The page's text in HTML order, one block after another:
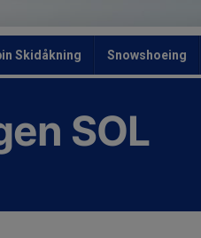
Skidåkning Snowshoeing
SOL